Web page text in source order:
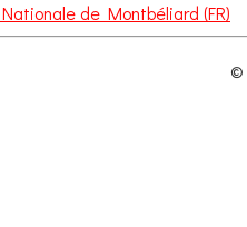
de Montbéliard (FR)
©